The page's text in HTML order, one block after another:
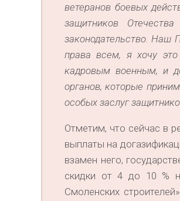
ветеранов боевых
защитников
законодательство. Наш
права всем, я хочу
кадровым военным, и
органов, которые
особых заслуг
Отметим, что сейчас в
выплаты на
взамен него,
скидки от 4 до 10 %
Смоленских